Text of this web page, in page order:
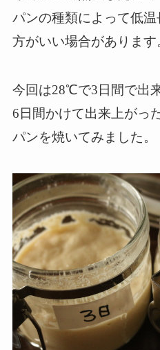
パンの種類によって低
方がいい場合があります
今回は28℃で3日間で出
6日間かけて出来上がっ
パンを焼いてみました。